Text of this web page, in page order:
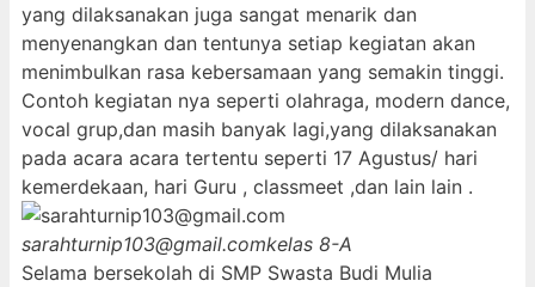
yang dilaksanakan juga sangat menarik dan
menyenangkan dan tentunya setiap kegiatan akan
menimbulkan rasa kebersamaan yang semakin tinggi.
Contoh kegiatan nya seperti olahraga, modern dance,
vocal grup,dan masih banyak lagi,yang dilaksanakan
pada acara acara tertentu seperti 17 Agustus/ hari
kemerdekaan, hari Guru , classmeet ,dan lain lain .
sarahturnip103@gmail.comkelas 8-A
Selama bersekolah di SMP Swasta Budi Mulia